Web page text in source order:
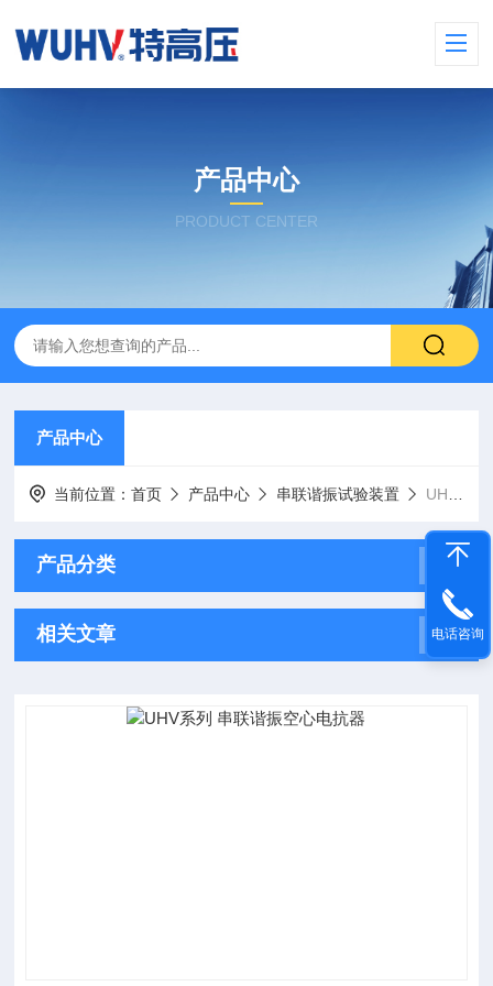
产品中心
PRODUCT CENTER
产品中心
当前位置：首页 产品中心 串联谐振试验装置 UHV系列 串联谐振空心
产品分类
相关文章 电话咨询